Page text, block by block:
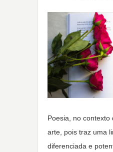
Poesia, no contexto
arte, pois traz uma
diferenciada e